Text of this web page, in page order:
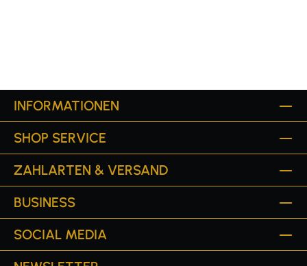
INFORMATIONEN
SHOP SERVICE
ZAHLARTEN & VERSAND
BUSINESS
SOCIAL MEDIA